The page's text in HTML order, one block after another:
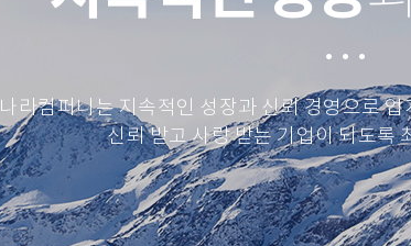
나라컴퍼니는 지속적인 성장과 신뢰 경영으로
신뢰 받고 사랑 받는 기업이 되도록